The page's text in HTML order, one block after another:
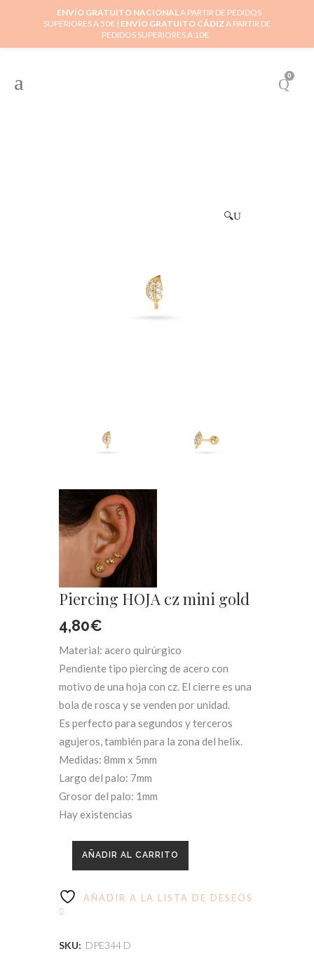
0
🔍
Piercing HOJA cz mini gold
4,80€
Material: acero quirúrgico
Pendiente tipo piercing de acero con
motivo de una hoja con cz. El cierre es una
bola de rosca y se venden por unidad.
Es perfecto para segundos y terceros
agujeros, también para la zona del helix.
Medidas: 8mm x 5mm
Largo del palo: 7mm
Grosor del palo: 1mm
Hay existencias
AÑADIR AL CARRITO
AÑADIR A LA LISTA DE DESEOS
SKU: DPE344 D
ENVÍO GRATUITO NACIONALA PARTIR DE PEDIDOS
SUPERIORES A 50€ | ENVÍO GRATUITO CÁDIZA PARTIR DE
PEDIDOS SUPERIORES A 10€